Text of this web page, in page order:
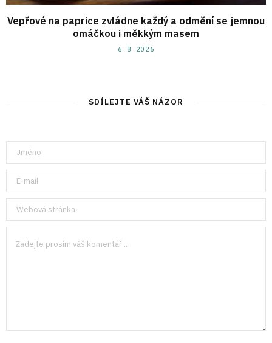
Vepřové na paprice zvládne každý a odmění se jemnou
omáčkou i měkkým masem
6. 8. 2026
SDÍLEJTE VÁŠ NÁZOR